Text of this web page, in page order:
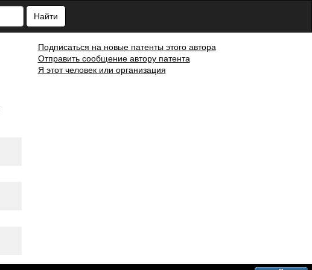
Найти
Подписаться на новые патенты этого автора
Отправить сообщение автору патента
Я этот человек или организация